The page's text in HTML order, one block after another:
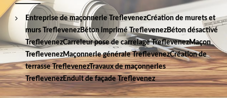
Entreprise de maçonnerie TreflevenezCréation de murets et
murs Treflevenez Béton imprimé Treflevenez Béton désactivé
TreflevenezCarreleur pose de carrelage TreflevenezMaçon
Treflevenez Maçonnerie générale TreflevenezCréation de
terrasse TreflevenezTravaux de maçonneries
Treflevenez Enduit de façade Treflevenez